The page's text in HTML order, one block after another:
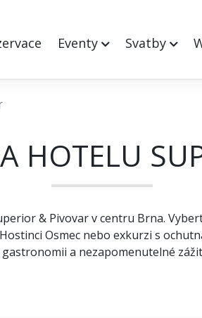
Eventy Svatby
HOTELU
& Pivovar v centru Brna.
Osmec nebo exkurzi s
a nezapomenutelné